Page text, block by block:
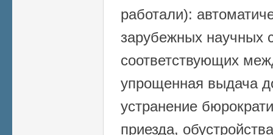
работали):
зарубежных научных
соответствующих
упрощенная выдача
устранение
приезда,